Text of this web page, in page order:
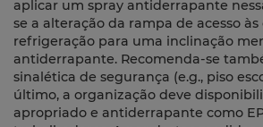
aplicar um spray antiderrapante
se a alteração da rampa de acesso às
refrigeração para uma inclinação
antiderrapante. Recomenda-se
sinalética de segurança (e.g., piso
último, a organização deve
apropriado e antiderrapante como